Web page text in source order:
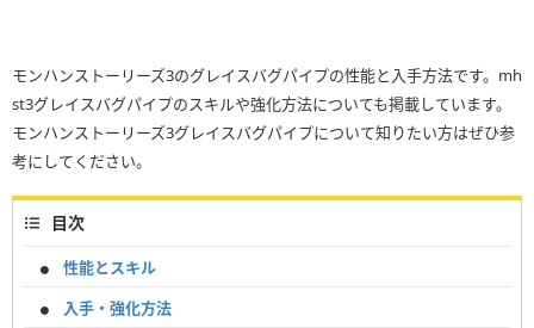
モンハンストーリーズ3のグレイスバグパイプの性能と入手方法です。mh
st3グレイスバグパイプのスキルや強化方法についても掲載しています。
モンハンストーリーズ3グレイスバグパイプについて知りたい方はぜひ参
考にしてください。
目次
性能とスキル
入手・強化方法